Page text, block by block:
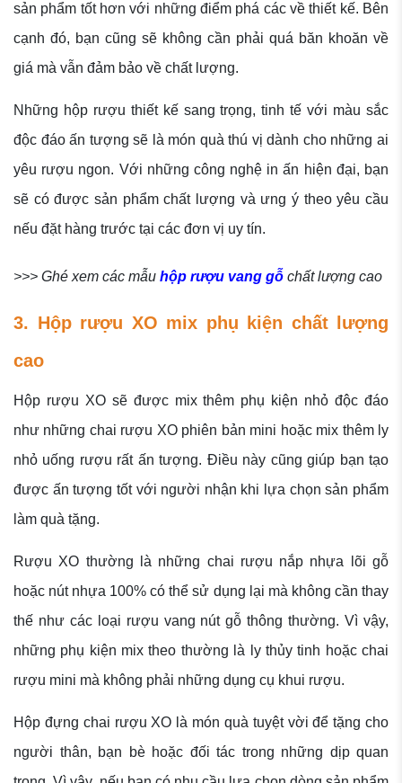
sản phẩm tốt hơn với những điểm phá các về thiết kế. Bên
cạnh đó, bạn cũng sẽ không cần phải quá băn khoăn về
giá mà vẫn đảm bảo về chất lượng.
Những hộp rượu thiết kế sang trọng, tinh tế với màu sắc
độc đáo ấn tượng sẽ là món quà thú vị dành cho những ai
yêu rượu ngon. Với những công nghệ in ấn hiện đại, bạn
sẽ có được sản phẩm chất lượng và ưng ý theo yêu cầu
nếu đặt hàng trước tại các đơn vị uy tín.
>>> Ghé xem các mẫu hộp rượu vang gỗ chất lượng cao
3. Hộp rượu XO mix phụ kiện chất lượng
cao
Hộp rượu XO sẽ được mix thêm phụ kiện nhỏ độc đáo
như những chai rượu XO phiên bản mini hoặc mix thêm ly
nhỏ uống rượu rất ấn tượng. Điều này cũng giúp bạn tạo
được ấn tượng tốt với người nhận khi lựa chọn sản phẩm
làm quà tặng.
Rượu XO thường là những chai rượu nắp nhựa lõi gỗ
hoặc nút nhựa 100% có thể sử dụng lại mà không cần thay
thế như các loại rượu vang nút gỗ thông thường. Vì vậy,
những phụ kiện mix theo thường là ly thủy tinh hoặc chai
rượu mini mà không phải những dụng cụ khui rượu.
Hộp đựng chai rượu XO là món quà tuyệt vời để tặng cho
người thân, bạn bè hoặc đối tác trong những dịp quan